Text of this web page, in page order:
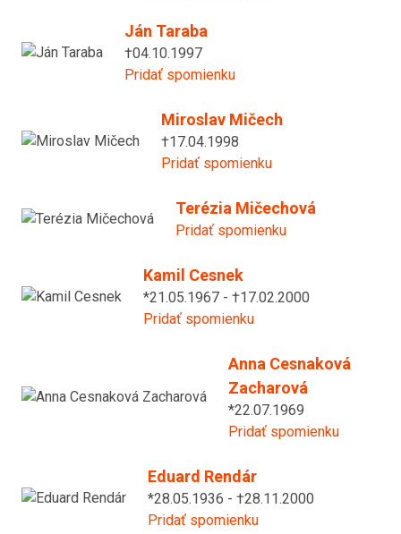
Ján Taraba
†04.10.1997
Pridať spomienku
Miroslav Mičech
†17.04.1998
Pridať spomienku
Terézia Mičechová
Pridať spomienku
Kamil Cesnek
*21.05.1967 - †17.02.2000
Pridať spomienku
Anna Cesnaková
Zacharová
*22.07.1969
Pridať spomienku
Eduard Rendár
*28.05.1936 - †28.11.2000
Pridať spomienku